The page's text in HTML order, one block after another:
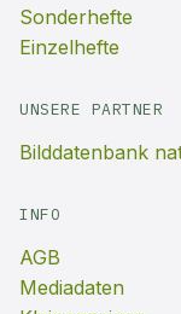
Sonderhefte
Einzelhefte
UNSERE PARTNER
Bilddatenbank
INFO
AGB
Mediadaten